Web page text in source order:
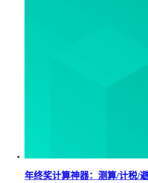
年终奖计算神器：测算/计税/